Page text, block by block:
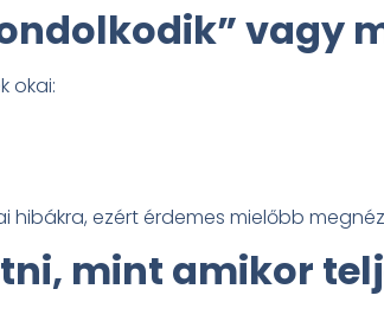
vagy
okai:
ezért érdemes mielőbb
mint amikor